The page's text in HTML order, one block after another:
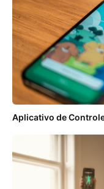
Aplicativo de